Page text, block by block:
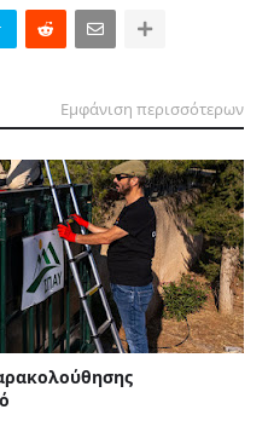
Εμφάνιση περισσότερων